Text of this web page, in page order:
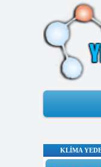
KLİMA